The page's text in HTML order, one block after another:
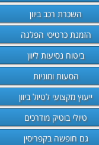
השכרת רכב ביוון
הזמנת כרטיסי הפלגה
ביטוח נסיעות ליוון
הסעות ומוניות
ייעוץ מקצועי לטיול ביוון
טיולי בוטיק מודרכים
גם חופשה בקפריסין